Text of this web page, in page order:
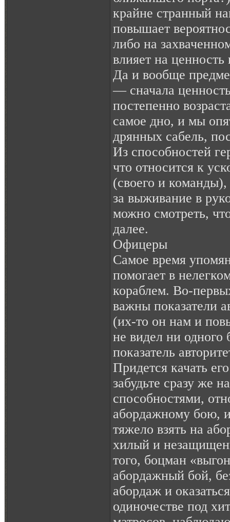
крайне странный
повышает
либо на
влияет на
Да и вообще
— сначала
постепенно
самое дно, и мы
дрянных сабель,
Из способностей
что относится к
(своего и
за выживание в
можно смотреть,
далее.
Офицеры
Самое время
помогает в
кораблем. Во-
важны показатели
(их-то он нам и
не видел ни одного
показатель
Придется качать
забудьте сразу же
способностями,
абордажному бою,
тяжело взять на
хилый и
того, боцман
абордажный бой,
абордаж и
одиночестве под